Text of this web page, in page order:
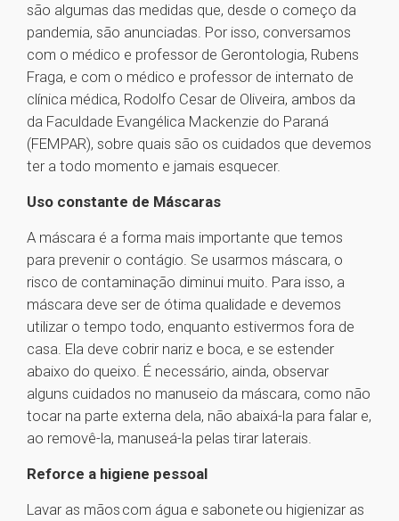
são algumas das medidas que, desde o começo da
pandemia, são anunciadas. Por isso, conversamos
com o médico e professor de Gerontologia, Rubens
Fraga, e com o médico e professor de internato de
clínica médica, Rodolfo Cesar de Oliveira, ambos da
da Faculdade Evangélica Mackenzie do Paraná
(FEMPAR), sobre quais são os cuidados que devemos
ter a todo momento e jamais esquecer.
Uso constante de Máscaras
A máscara é a forma mais importante que temos
para prevenir o contágio. Se usarmos máscara, o
risco de contaminação diminui muito. Para isso, a
máscara deve ser de ótima qualidade e devemos
utilizar o tempo todo, enquanto estivermos fora de
casa. Ela deve cobrir nariz e boca, e se estender
abaixo do queixo. É necessário, ainda, observar
alguns cuidados no manuseio da máscara, como não
tocar na parte externa dela, não abaixá-la para falar e,
ao removê-la, manuseá-la pelas tirar laterais.
Reforce a higiene pessoal
Lavar as mãos com água e sabonete ou higienizar as